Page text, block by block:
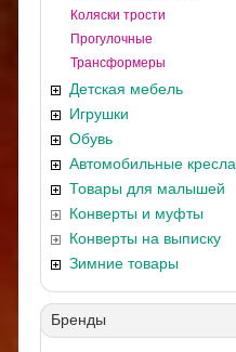
Коляски трости
Прогулочные
Трансформеры
Детская мебель
Игрушки
Обувь
Автомобильные кресла
Товары для малышей
Конверты и муфты
Конверты на выписку
Зимние товары
Бренды